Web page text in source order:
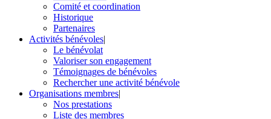
Comité et coordination
Historique
Partenaires
Activités bénévoles|
Le bénévolat
Valoriser son engagement
Témoignages de bénévoles
Rechercher une activité bénévole
Organisations membres|
Nos prestations
Liste des membres